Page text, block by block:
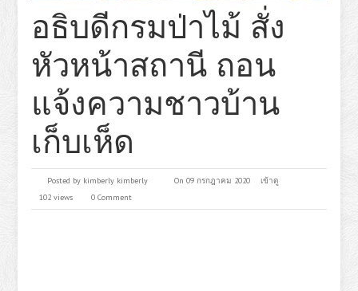
อธิบดีกรมป่าไม้ สั่ง
หัวหน้าสถานี ถอน
แจ้งความชาวบ้าน
เก็บเห็ด
Posted by kimberly kimberly On 09 กรกฎาคม 2020
เข้าดู
102 views
0 Comment